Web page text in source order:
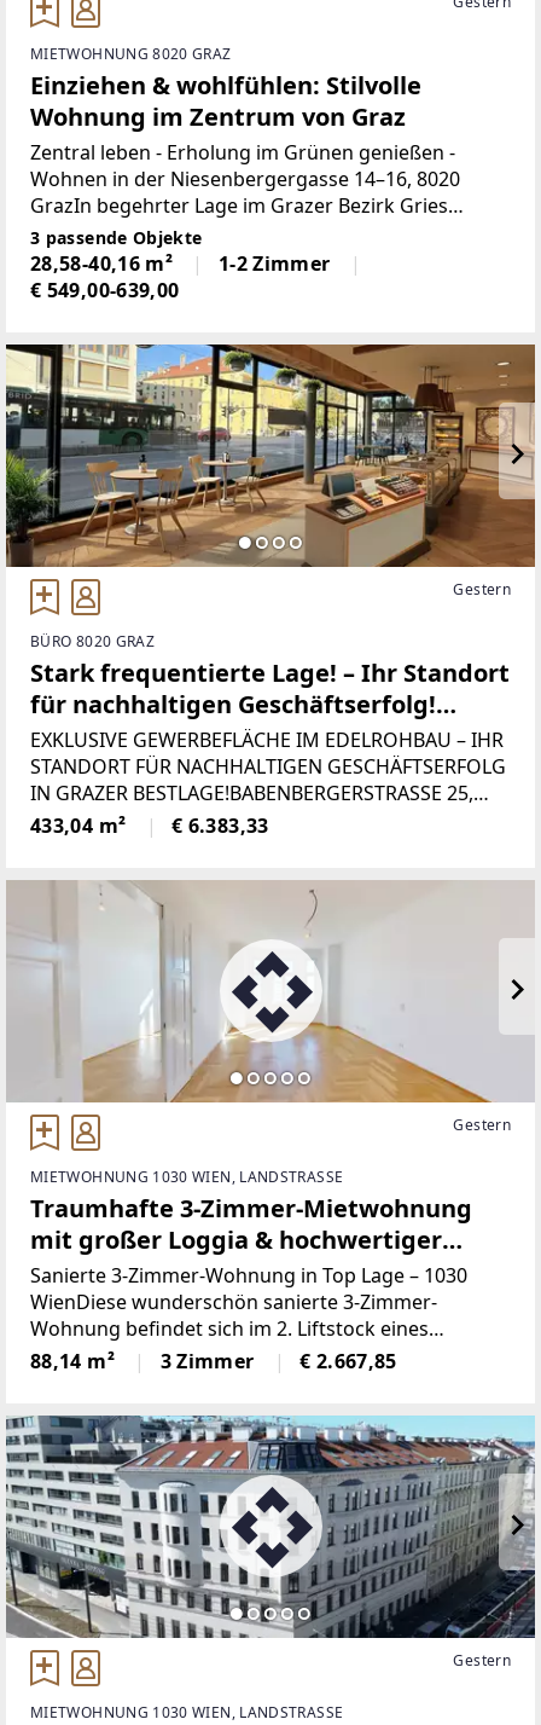
MIETWOHNUNG 8020 GRAZ
Einziehen & wohlfühlen: Stilvolle
Wohnung im Zentrum von Graz
Zentral leben - Erholung im Grünen genießen -
Wohnen in der Niesenbergergasse 14–16, 8020
GrazIn begehrter Lage im Grazer Bezirk Gries
finden Sie ein modernes Wohnprojekt, das urbanes
Lebensgefühl mit naturnahem Wohnen verbindet.
Nur wenige Schritte
3 passende Objekte
28,58-40,16 m²
1-2 Zimmer
€ 549,00-639,00
Gestern
BÜRO 8020 GRAZ
Stark frequentierte Lage! – Ihr Standort
für nachhaltigen Geschäftserfolg!
Edelrohbau. - WOHNTRAUM
EXKLUSIVE GEWERBEFLÄCHE IM EDELROHBAU – IHR
STANDORT FÜR NACHHALTIGEN GESCHÄFTSERFOLG
IN GRAZER BESTLAGE!BABENBERGERSTRASSE 25,
8020 GRAZWillkommen an Ihrem neuen Standort!
Diese großzügige Gewerbefläche mit rund 440 m²
433,04 m² € 6.383,33
Gestern
MIETWOHNUNG 1030 WIEN, LANDSTRASSE
Traumhafte 3-Zimmer-Mietwohnung
mit großer Loggia & hochwertiger
Ausstattung
Sanierte 3-Zimmer-Wohnung in Top Lage – 1030
WienDiese wunderschön sanierte 3-Zimmer-
Wohnung befindet sich im 2. Liftstock eines
historischen Altbaus in bester Lage des 3. Bezirks.
Sie überzeugt durch ihre hochwertige Ausstattung,
88,14 m² 3 Zimmer € 2.667,85
Gestern
MIETWOHNUNG 1030 WIEN, LANDSTRASSE